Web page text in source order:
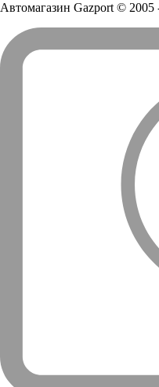
Автомагазин Gazport© 2005